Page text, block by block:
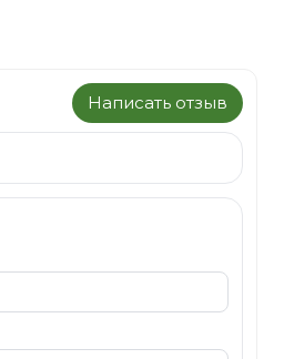
Написать отзыв